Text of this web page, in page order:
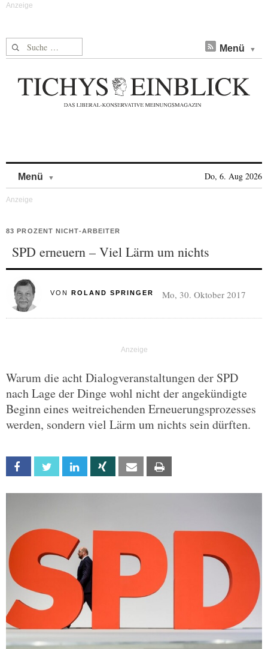
Suche nach: Menü
Menü Do, 6. Aug 2026
83 PROZENT NICHT-ARBEITER
SPD erneuern – Viel Lärm um nichts
VON ROLAND SPRINGER Mo, 30. Oktober 2017
Warum die acht Dialogveranstaltungen der SPD
nach Lage der Dinge wohl nicht der angekündigte
Beginn eines weitreichenden Erneuerungsprozesses
werden, sondern viel Lärm um nichts sein dürften.
Facebook Twitter Linkedin Xing Email